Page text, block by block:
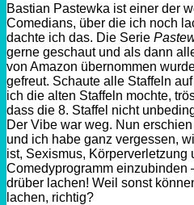
Bastian Pastewka ist einer der
Comedians, über die ich noch
dachte ich das. Die Serie
gerne geschaut und als dann
von Amazon übernommen
gefreut. Schaute alle Staffeln
ich die alten Staffeln mochte,
dass die 8. Staffel nicht
Der Vibe war weg. Nun
und ich habe ganz vergessen,
ist, Sexismus, Körperverletzung
Comedyprogramm einzubinden
drüber lachen! Weil sonst
lachen, richtig?